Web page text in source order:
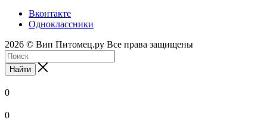
Вконтакте
Одноклассники
2026 © Вип Питомец.ру Все права защищены
Найти
0
0